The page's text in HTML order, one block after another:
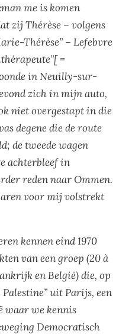
me is komen
zij Thérèse – volgens
Thérèse” – Lefebvre
=
in Neuilly-sur-
zich in mijn auto,
niet overgestapt in die
degene die de route
de tweede wagen
achterbleef in
reden naar Ommen.
voor mij volstrekt
kennen eind 1970
van een groep (20 à
en België) die, op
uit Parijs, een
waar we kennis
Democratisch